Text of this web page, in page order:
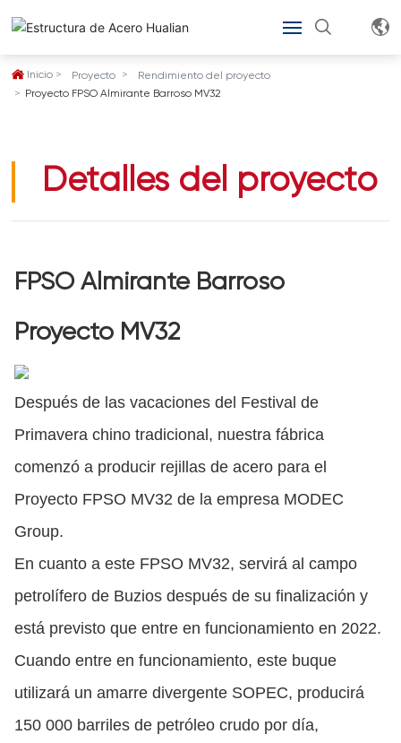
INICIO
PRODUCTOS
ELÍJANOS
PROYECTO
CONTACTO
Inicio Proyecto
Rendimiento del proyecto
Proyecto FPSO Almirante Barroso MV32
Detalles del proyecto
FPSO Almirante Barroso
Proyecto MV32
Después de las vacaciones del Festival de
Primavera chino tradicional, nuestra fábrica
comenzó a producir rejillas de acero para el
Proyecto FPSO MV32 de la empresa MODEC
Group.
En cuanto a este FPSO MV32, servirá al campo
petrolífero de Buzios después de su finalización y
está previsto que entre en funcionamiento en 2022.
Cuando entre en funcionamiento, este buque
utilizará un amarre divergente SOPEC, producirá
150 000 barriles de petróleo crudo por día,